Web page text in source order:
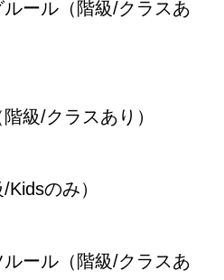
ール（階級/クラスあ
級/クラスあり）
のみ）
ール（階級/クラスあ